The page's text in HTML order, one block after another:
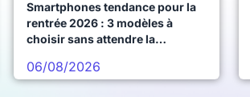
Smartphones tendance pour la
rentrée 2026 : 3 modèles à
choisir sans attendre la
06/08/2026